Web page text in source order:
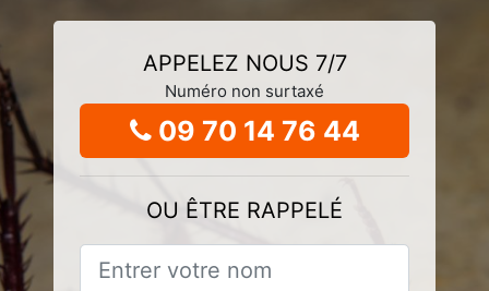
APPELEZ NOUS 7/7
Numéro non surtaxé
09 70 14 76 44
OU ÊTRE RAPPELÉ